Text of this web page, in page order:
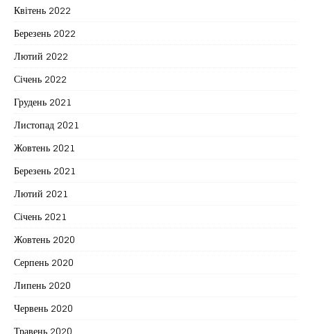
Квітень 2022
Березень 2022
Лютий 2022
Січень 2022
Грудень 2021
Листопад 2021
Жовтень 2021
Березень 2021
Лютий 2021
Січень 2021
Жовтень 2020
Серпень 2020
Липень 2020
Червень 2020